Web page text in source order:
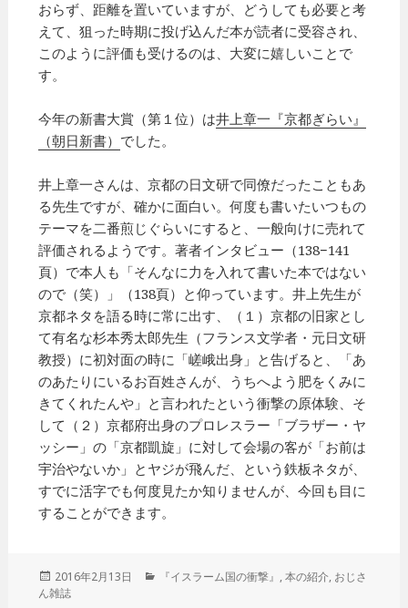
おらず、距離を置いていますが、どうしても必要と考
えて、狙った時期に投げ込んだ本が読者に受容され、
このように評価も受けるのは、大変に嬉しいことで
す。
今年の新書大賞（第１位）は井上章一『京都ぎらい』
（朝日新書） でした。
井上章一さんは、京都の日文研で同僚だったこともあ
る先生ですが、確かに面白い。何度も書いたいつもの
テーマを二番煎じぐらいにすると、一般向けに売れて
評価されるようです。著者インタビュー（138−141
頁）で本人も「そんなに力を入れて書いた本ではない
ので（笑）」（138頁）と仰っています。井上先生が
京都ネタを語る時に常に出す、（１）京都の旧家とし
て有名な杉本秀太郎先生（フランス文学者・元日文研
教授）に初対面の時に「嵯峨出身」と告げると、「あ
のあたりにいるお百姓さんが、うちへよう肥をくみに
きてくれたんや」と言われたという衝撃の原体験、そ
して（２）京都府出身のプロレスラー「ブラザー・ヤ
ッシー」の「京都凱旋」に対して会場の客が「お前は
宇治やないか」とヤジが飛んだ、という鉄板ネタが、
すでに活字でも何度見たか知りませんが、今回も目に
することができます。
投
稿
2016年2月13日
カ『イスラーム国の衝撃』 ,本の紹介, おじさ
ん雑誌